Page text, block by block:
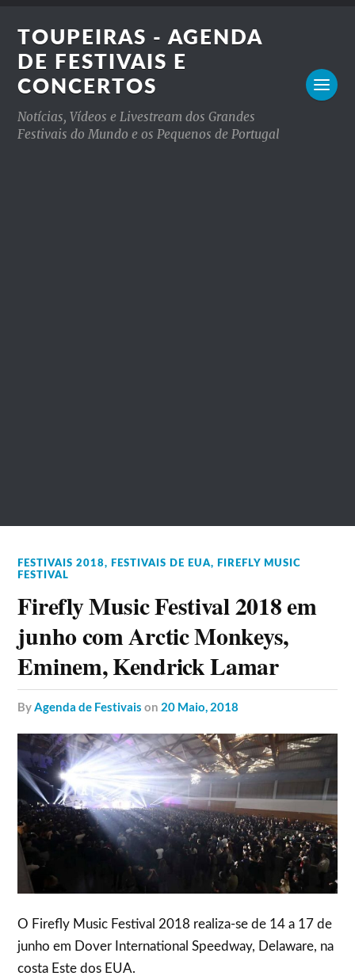
TOUPEIRAS - AGENDA
DE FESTIVAIS E
CONCERTOS
Notícias, Vídeos e Livestream dos Grandes
Festivais do Mundo e os Pequenos de Portugal
FESTIVAIS 2018, FESTIVAIS DE EUA,
FIREFLY MUSIC
FESTIVAL
Firefly Music Festival 2018 em
junho com Arctic Monkeys,
Eminem, Kendrick Lamar
byAgenda de Festivais on 20 Maio, 2018
O Firefly Music Festival 2018 realiza-se de 14 a 17 de
junho em Dover International Speedway, Delaware, na
costa Este dos EUA.